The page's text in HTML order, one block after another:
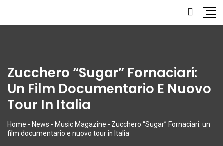
Zucchero “Sugar” Fornaciari:
Un Film Documentario E Nuovo
Tour In Italia
Home - News - Music Magazine - Zucchero “Sugar” Fornaciari: un
film documentario e nuovo tour in Italia